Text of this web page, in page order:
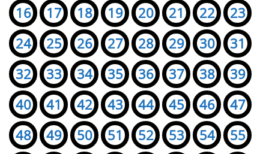
16
17 18 19 20 21 22
23
24
25 26 27 28 29 30
31
32
33 34 35 36 37 38
39
40
41 42 43 44 45 46
47
48
49 50 51 52 53 54
55